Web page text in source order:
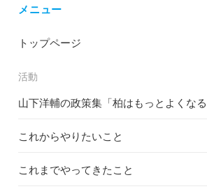
メニュー
トップページ
活動
山下洋輔の政策集「柏はもっとよくなる
これからやりたいこと
これまでやってきたこと